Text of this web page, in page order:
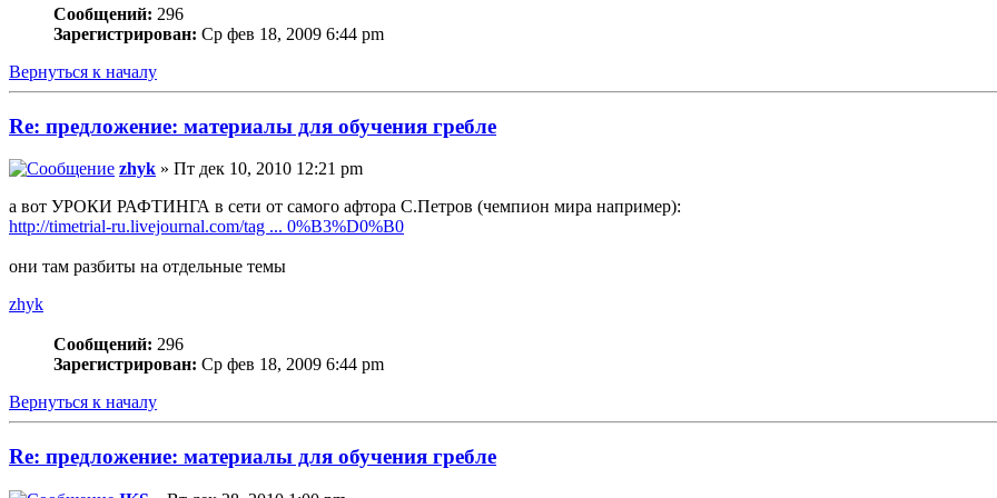
Сообщений: 296
Зарегистрирован: Ср фев 18, 2009 6:44 pm
Вернуться к началу
Re: предложение: материалы для обучения гребле
zhyk » Пт дек 10, 2010 12:21 pm
а вот УРОКИ РАФТИНГА в сети от самого афтора С.Петров (чемпион мира например):
http://timetrial-ru.livejournal.com/tag ... 0%B3%D0%B0
они там разбиты на отдельные темы
zhyk
Сообщений: 296
Зарегистрирован: Ср фев 18, 2009 6:44 pm
Вернуться к началу
Re: предложение: материалы для обучения гребле